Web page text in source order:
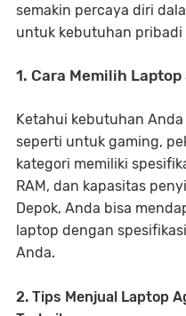
semakin percaya diri
untuk kebutuhan pribadi
1. Cara Memilih
Ketahui kebutuhan
seperti untuk gaming,
kategori memiliki
RAM, dan kapasitas
Depok, Anda bisa
laptop dengan
Anda.
2. Tips Menjual Laptop